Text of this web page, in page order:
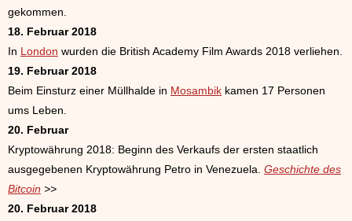
gekommen.
18. Februar 2018
In London wurden die British Academy Film Awards 2018 verliehen.
19. Februar 2018
Beim Einsturz einer Müllhalde in Mosambik kamen 17 Personen
ums Leben.
20. Februar
Kryptowährung 2018: Beginn des Verkaufs der ersten staatlich
ausgegebenen Kryptowährung Petro in Venezuela. Geschichte des
Bitcoin >>
20. Februar 2018